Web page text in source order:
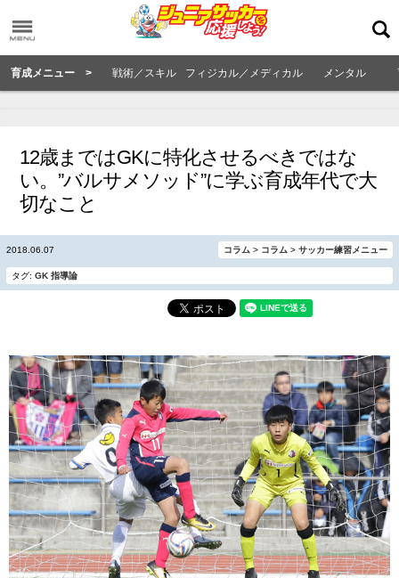
育成メニュー > 戦術／スキル フィジカル／メディカル メンタル
12歳まではGKに特化させるべきではな
い。”バルサメソッド”に学ぶ育成年代で大
切なこと
2018.06.07 コラム > コラム > サッカー練習メニュー
タグ: GK 指導論